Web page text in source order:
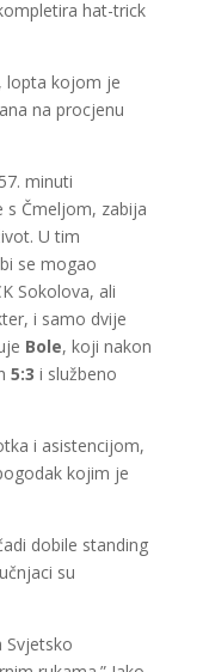
hat-trick
lopta kojom je
na procjenu
minuti
s Čmeljom, zabija
U tim
se mogao
Sokolova, ali
i samo dvije
Bole, koji nakon
5:3 i službeno
i asistencijom,
kojim je
dobile standing
su
Svjetsko